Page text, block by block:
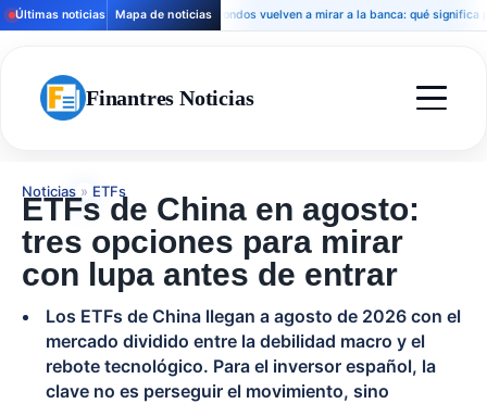
Últimas noticias Mapa de noticias
Los fondos vuelven a mirar a la banca: qué significa para
Finantres Noticias
Noticias » ETFs
ETFs de China en agosto:
tres opciones para mirar
con lupa antes de entrar
Los ETFs de China llegan a agosto de 2026 con el
mercado dividido entre la debilidad macro y el
rebote tecnológico. Para el inversor español, la
clave no es perseguir el movimiento, sino